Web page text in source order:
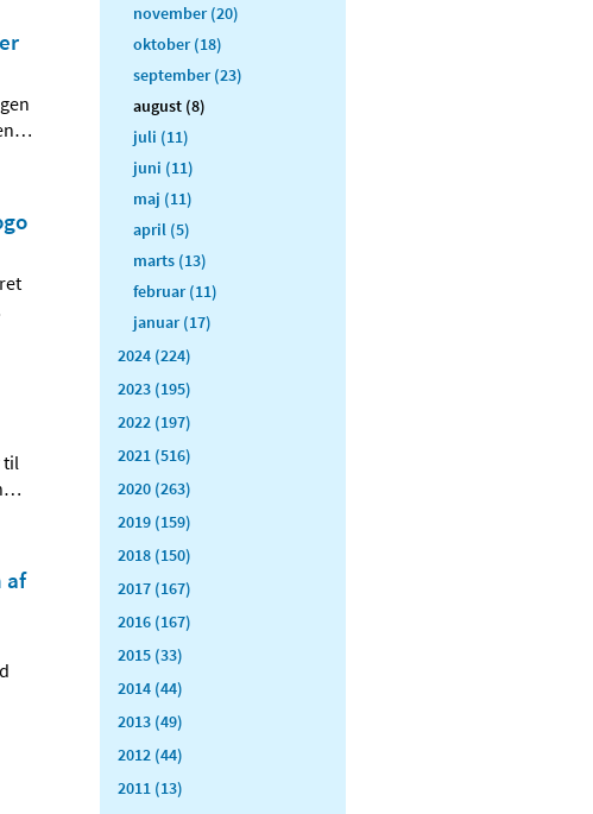
…
til
…
af
november (20)
oktober (18)
september (23)
august (8)
juli (11)
juni (11)
maj (11)
april (5)
marts (13)
februar (11)
januar (17)
2024 (224)
2023 (195)
2022 (197)
2021 (516)
2020 (263)
2019 (159)
2018 (150)
2017 (167)
2016 (167)
2015 (33)
2014 (44)
2013 (49)
2012 (44)
2011 (13)